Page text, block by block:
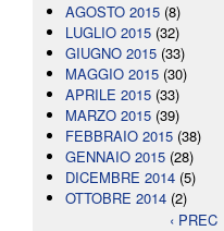
AGOSTO 2015 (8)
LUGLIO 2015 (32)
GIUGNO 2015 (33)
MAGGIO 2015 (30)
APRILE 2015 (33)
MARZO 2015 (39)
FEBBRAIO 2015 (38)
GENNAIO 2015 (28)
DICEMBRE 2014 (5)
OTTOBRE 2014 (2)
‹ PREC